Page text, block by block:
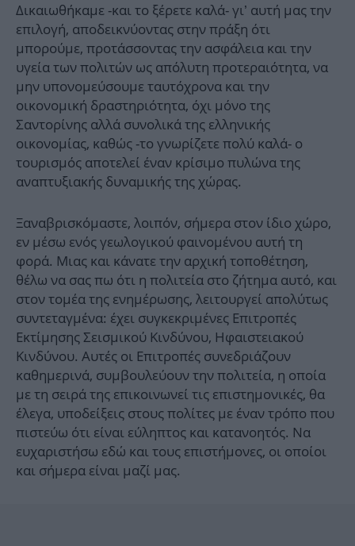
Δικαιωθήκαμε -και το ξέρετε καλά- γι’ αυτή μας την
επιλογή, αποδεικνύοντας στην πράξη ότι
μπορούμε, προτάσσοντας την ασφάλεια και την
υγεία των πολιτών ως απόλυτη προτεραιότητα, να
μην υπονομεύσουμε ταυτόχρονα και την
οικονομική δραστηριότητα, όχι μόνο της
Σαντορίνης αλλά συνολικά της ελληνικής
οικονομίας, καθώς -το γνωρίζετε πολύ καλά- ο
τουρισμός αποτελεί έναν κρίσιμο πυλώνα της
αναπτυξιακής δυναμικής της χώρας.
Ξαναβρισκόμαστε, λοιπόν, σήμερα στον ίδιο χώρο,
εν μέσω ενός γεωλογικού φαινομένου αυτή τη
φορά. Μιας και κάνατε την αρχική τοποθέτηση,
θέλω να σας πω ότι η πολιτεία στο ζήτημα αυτό, και
στον τομέα της ενημέρωσης, λειτουργεί απολύτως
συντεταγμένα: έχει συγκεκριμένες Επιτροπές
Εκτίμησης Σεισμικού Κινδύνου, Ηφαιστειακού
Κινδύνου. Αυτές οι Επιτροπές συνεδριάζουν
καθημερινά, συμβουλεύουν την πολιτεία, η οποία
με τη σειρά της επικοινωνεί τις επιστημονικές, θα
έλεγα, υποδείξεις στους πολίτες με έναν τρόπο που
πιστεύω ότι είναι εύληπτος και κατανοητός. Να
ευχαριστήσω εδώ και τους επιστήμονες, οι οποίοι
και σήμερα είναι μαζί μας.